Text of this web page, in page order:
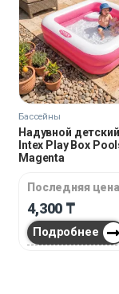
Бассейны
Надувной
Intex Play Box
Magenta
Последняя
4,300 ₸
Подробнее